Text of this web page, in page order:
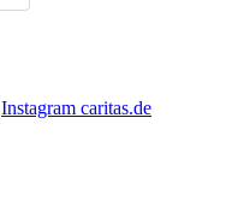
Instagram caritas.de